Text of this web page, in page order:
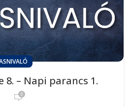
8. – Napi parancs 1.
0